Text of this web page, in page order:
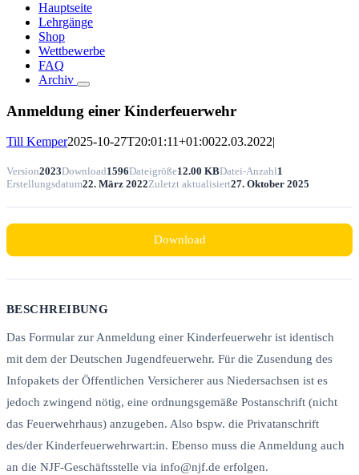
Hauptseite
Lehrgänge
Shop
Wettbewerbe
FAQ
Archiv
Anmeldung einer Kinderfeuerwehr
Till Kemper2025-10-27T20:01:11+01:0022.03.2022|
Version2023Download1596Dateigröße12.00 KBDatei-Anzahl1
Erstellungsdatum22. März 2022Zuletzt aktualisiert27. Oktober 2025
Download
BESCHREIBUNG
Das Formular zur Anmeldung einer Kinderfeuerwehr ist identisch
mit dem der Deutschen Jugendfeuerwehr. Für die Zusendung des
Infopakets der Öffentlichen Versicherer aus Niedersachsen ist es
jedoch zwingend nötig, eine ordnungsgemäße Postanschrift (nicht
das Feuerwehrhaus) anzugeben. Also bspw. die Privatanschrift
des/der Kinderfeuerwehrwart:in. Ebenso muss die Anmeldung auch
an die NJF-Geschäftsstelle via info@njf.de erfolgen.